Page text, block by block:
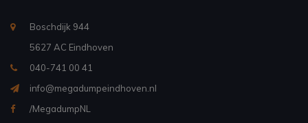
Boschdijk 944
5627 AC Eindhoven
040-741 00 41
info@megadumpeindhoven.nl
/MegadumpNL